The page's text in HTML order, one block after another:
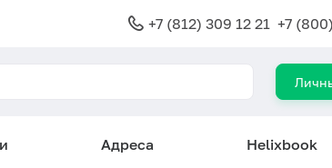
+7 (812) 309 12 21 +7
Адреса Helixbook